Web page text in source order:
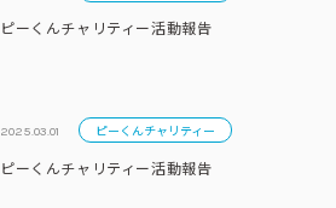
ピーくんチャリティー活動報告
2025.03.01 ピーくんチャリティー
ピーくんチャリティー活動報告